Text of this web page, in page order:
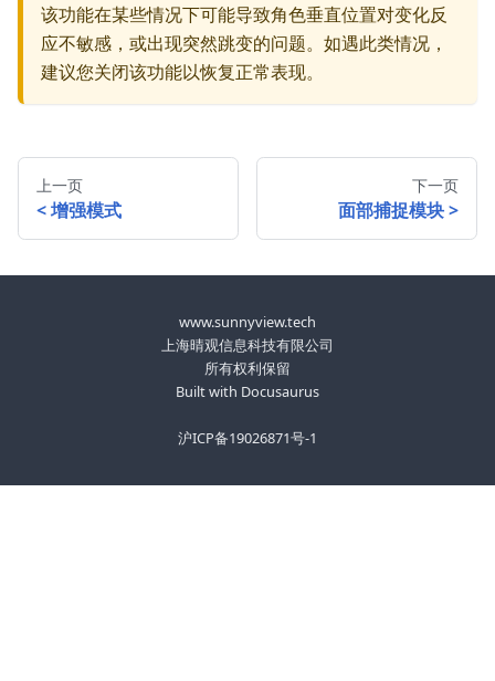
该功能在某些情况下可能导致角色垂直位置对变化反
应不敏感，或出现突然跳变的问题。如遇此类情况，
建议您关闭该功能以恢复正常表现。
上一页
增强模式
下一页
面部捕捉模块
www.sunnyview.tech
上海晴观信息科技有限公司
所有权利保留
Built with Docusaurus
沪ICP备19026871号-1